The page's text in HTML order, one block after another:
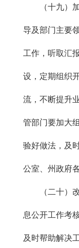
（十九）
导及部门主要
工作，听取汇
设，定期组织
流，不断提升
管部门要加大
验好做法，及
公室、州政府
（二十）
息公开工作考
及时帮助解决